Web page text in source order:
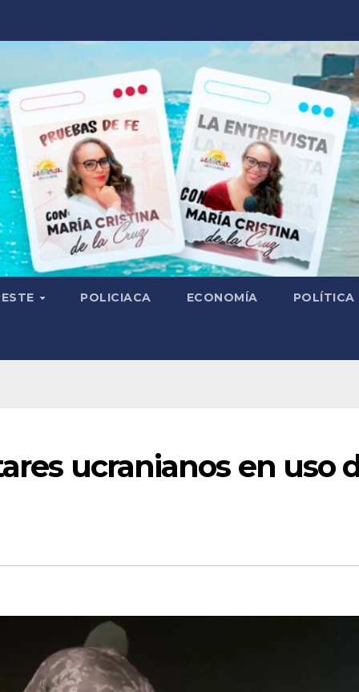
POLICIACA ECONOMÍA POLÍTICA
ucranianos en uso